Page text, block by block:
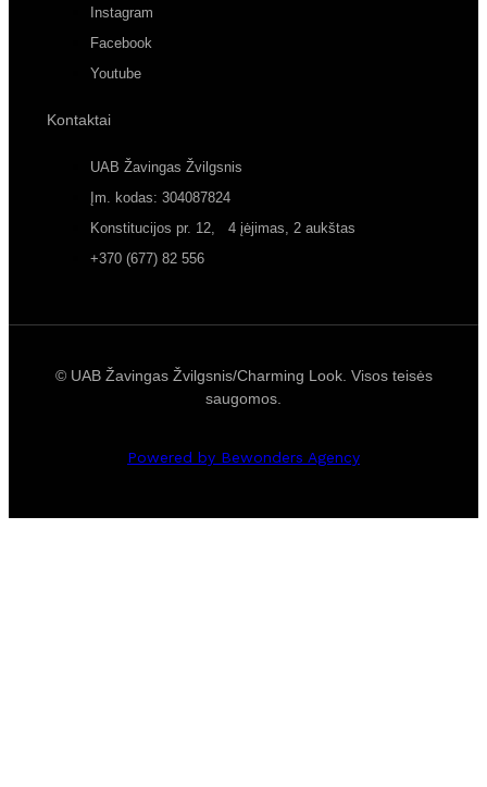
Instagram
Facebook
Youtube
Kontaktai
UAB Žavingas Žvilgsnis
Įm. kodas: 304087824
Konstitucijos pr. 12, 4 įėjimas, 2 aukštas
+370 (677) 82 556
© UAB Žavingas Žvilgsnis/Charming Look. Visos teisės
saugomos.
Powered by Bewonders Agency